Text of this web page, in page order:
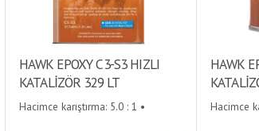
HAWK EPOXY C3-S3 HIZLI
KATALİZÖR 329 LT
Hacimce karıştırma: 5.0 : 1 •
HAWK
Hacimce